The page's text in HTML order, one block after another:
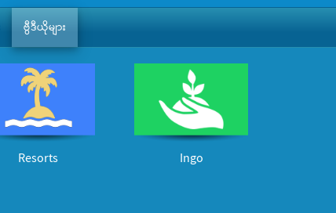
ဗွီဒီယိုများ
Resorts Ingo